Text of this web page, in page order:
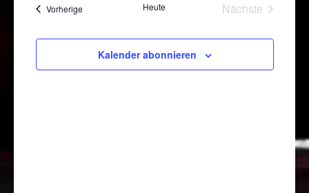
VorherigeVeranstaltungen Heute
Nächste
Kalender abonnieren